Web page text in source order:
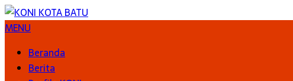
MENU
Beranda
Berita